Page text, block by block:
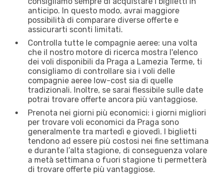
anticipo. In questo modo, avrai maggiore
possibilità di comparare diverse offerte e
assicurarti sconti limitati.
Controlla tutte le compagnie aeree: una volta
che il nostro motore di ricerca mostra l'elenco
dei voli disponibili da Praga a Lamezia Terme, ti
consigliamo di controllare sia i voli delle
compagnie aeree low-cost sia di quelle
tradizionali. Inoltre, se sarai flessibile sulle date
potrai trovare offerte ancora più vantaggiose.
Prenota nei giorni più economici: i giorni migliori
per trovare voli economici da Praga sono
generalmente tra martedì e giovedì. I biglietti
tendono ad essere più costosi nei fine settimana
e durante l’alta stagione, di conseguenza volare
a metà settimana o fuori stagione ti permetterà
di trovare offerte più vantaggiose.